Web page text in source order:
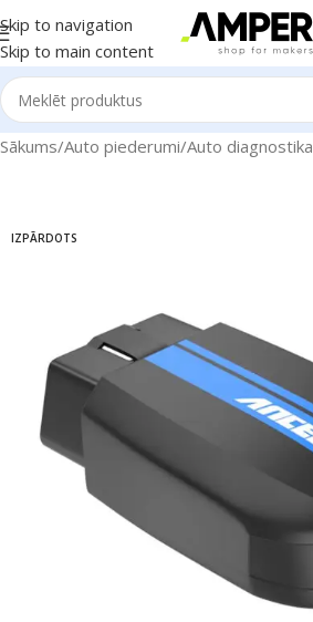
Skip to navigation
Skip to main content
Sākums/Auto piederumi/Auto diagnostika
IZPĀRDOTS